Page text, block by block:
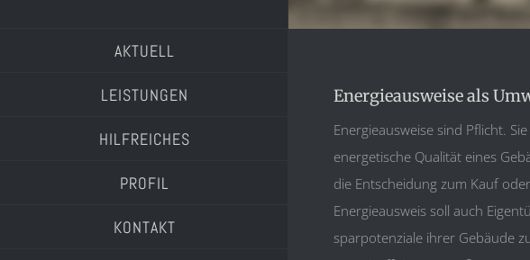
AKTUELL
LEISTUNGEN
HILFREICHES
PROFIL
KONTAKT
Energieausweise als
Energieausweise sind Pflicht.
energetische Qualität eines
die Entscheidung zum Kauf
Energieausweis soll auch
sparpotenziale ihrer Gebäude